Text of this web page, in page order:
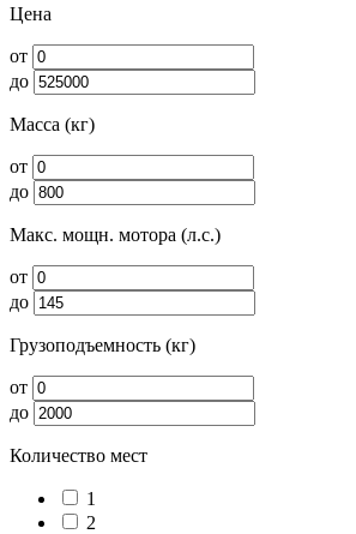
Цена
от
до
Масса (кг)
от
до
Макс. мощн. мотора (л.с.)
от
до
Грузоподъемность (кг)
от
до
Количество мест
1
2